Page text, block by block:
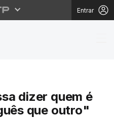
Entrar
possa
dizer quem é
que outro"